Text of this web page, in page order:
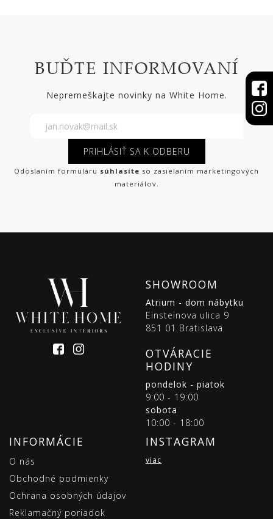
BUĎTE INFORMOVANÍ
Nepremeškajte novinky na White Home.
PRIHLÁSIŤ SA K ODBERU
Odoslaním formuláru súhlasíte so zasielaním marketingových
materiálov.
SHOWROOM
Atrium - dom nábytku
Einsteinova ulica 9
851 01 Bratislava
OTVÁRACIE
HODINY
pondelok - piatok
9:00 - 19:00
sobota
10:00 - 18:00
INFORMÁCIE
O nás
Obchodné podmienky
Ochrana osobných údajov
Reklamačný poriadok
INSTAGRAM
viac